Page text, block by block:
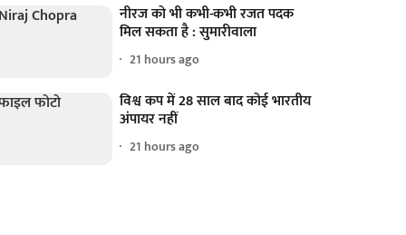
नीरज को भी कभी-कभी रजत पदक
मिल सकता है : सुमारीवाला
21 hours ago
विश्व कप में 28 साल बाद कोई भारतीय
अंपायर नहीं
21 hours ago